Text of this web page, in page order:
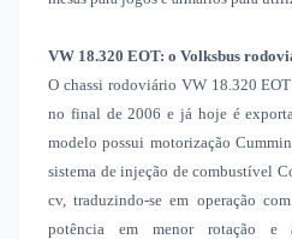
VW 18.320 EOT: o Volksbus
O chassi rodoviário VW 18.320
no final de 2006 e já hoje é
modelo possui motorização
sistema de injeção de combustível
cv, traduzindo-se em operação
potência em menor rotação e